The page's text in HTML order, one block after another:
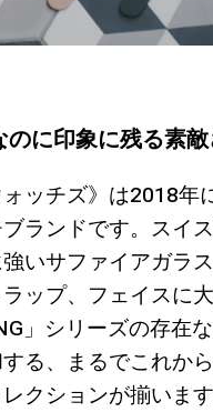
に印象に残る素敵
ォッチズ》は2018年
ランドです。スイ
強いサファイアガラ
ップ、フェイスに
」シリーズの存在
る、まるでこれか
クションが揃います